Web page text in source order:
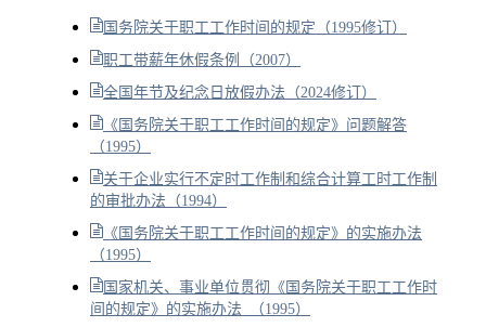
国务院关于职工工作时间的规定（1995修订）
职工带薪年休假条例（2007）
全国年节及纪念日放假办法（2024修订）
《国务院关于职工工作时间的规定》问题解答
（1995）
关于企业实行不定时工作制和综合计算工时工作制
的审批办法（1994）
《国务院关于职工工作时间的规定》的实施办法
（1995）
国家机关、事业单位贯彻《国务院关于职工工作时
间的规定》的实施办法 （1995）